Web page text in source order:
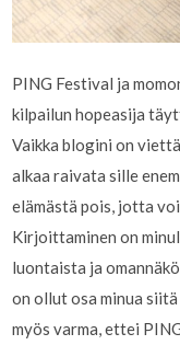
PING Festival ja
kilpailun hopeasija
Vaikka blogini on
alkaa raivata sille
elämästä pois, jotta
Kirjoittaminen on
luontaista ja
on ollut osa minua
myös varma, ettei